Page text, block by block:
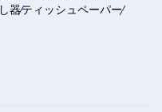
器ティッシュペーパー